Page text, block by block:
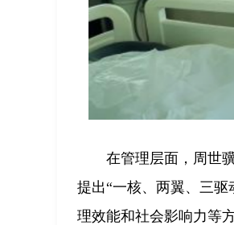
在管理层面，周世
提出“一核、两翼、三驱
理效能和社会影响力等